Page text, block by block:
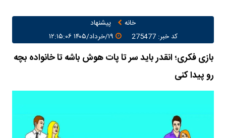
خانه
پیشنهاد
کد خبر: 275477
بازی فکری؛ انقدر باید سر تا پات هوش باشه تا خانواده بچه
رو پیدا کنی